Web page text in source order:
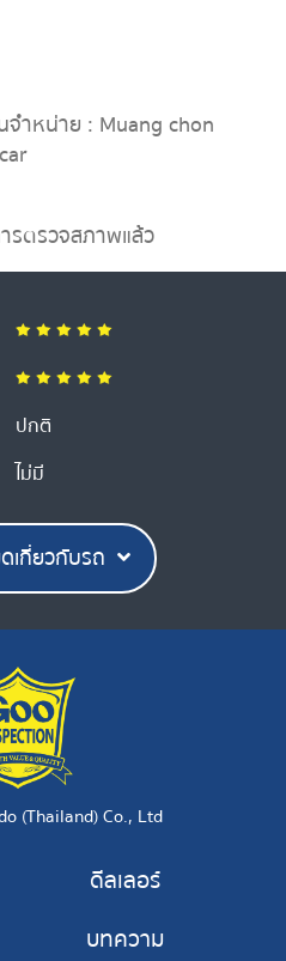
จำหน่าย : Muang chon
รตรวจสภาพแล้ว
ปกติ
ไม่มี
เกี่ยวกับรถ
(Thailand) Co., Ltd
ดีลเลอร์
บทความ